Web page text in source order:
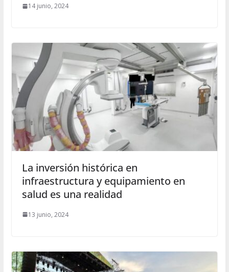
14 junio, 2024
La inversión histórica en
infraestructura y equipamiento en
salud es una realidad
13 junio, 2024